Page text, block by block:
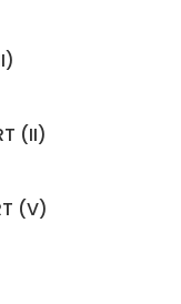
(II)
(V)